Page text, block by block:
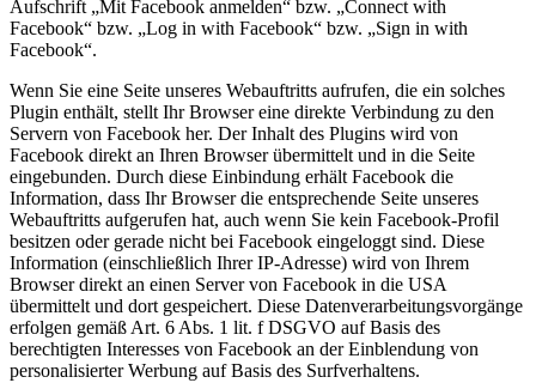
Aufschrift „Mit Facebook anmelden“ bzw. „Connect with
Facebook“ bzw. „Log in with Facebook“ bzw. „Sign in with
Facebook“.
Wenn Sie eine Seite unseres Webauftritts aufrufen, die ein solches
Plugin enthält, stellt Ihr Browser eine direkte Verbindung zu den
Servern von Facebook her. Der Inhalt des Plugins wird von
Facebook direkt an Ihren Browser übermittelt und in die Seite
eingebunden. Durch diese Einbindung erhält Facebook die
Information, dass Ihr Browser die entsprechende Seite unseres
Webauftritts aufgerufen hat, auch wenn Sie kein Facebook-Profil
besitzen oder gerade nicht bei Facebook eingeloggt sind. Diese
Information (einschließlich Ihrer IP-Adresse) wird von Ihrem
Browser direkt an einen Server von Facebook in die USA
übermittelt und dort gespeichert. Diese Datenverarbeitungsvorgänge
erfolgen gemäß Art. 6 Abs. 1 lit. f DSGVO auf Basis des
berechtigten Interesses von Facebook an der Einblendung von
personalisierter Werbung auf Basis des Surfverhaltens.